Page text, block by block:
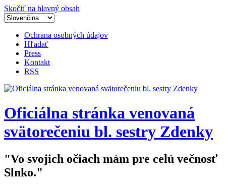
Skočiť na hlavný obsah
Ochrana osobných údajov
Hľadať
Press
Kontakt
RSS
Oficiálna stránka venovaná
svätorečeniu bl. sestry Zdenky
"Vo svojich očiach mám pre celú večnosť
Slnko."